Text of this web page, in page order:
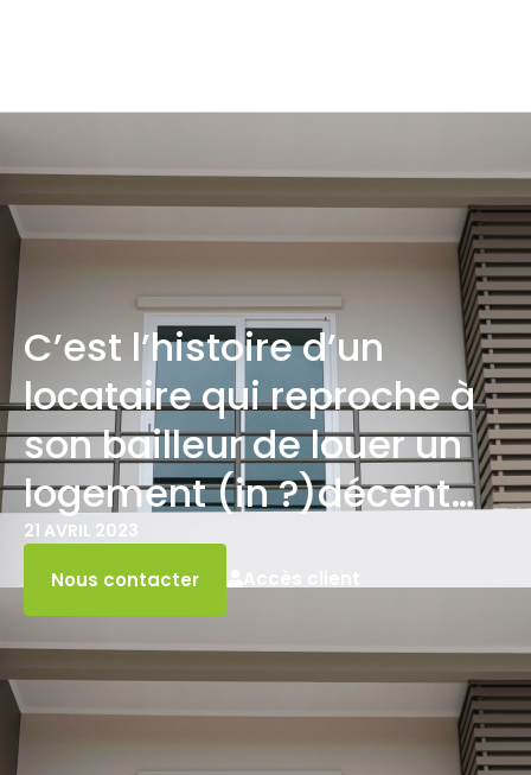
C’est l’histoire d’un
locataire qui reproche à
son bailleur de louer un
logement (in ?)décent…
21 AVRIL 2023
Nous contacter